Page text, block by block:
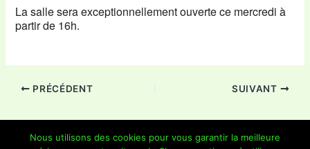
La salle sera exceptionnellement ouverte ce mercredi à
partir de 16h.
PRÉCÉDENT SUIVANT
Nous utilisons des cookies pour vous garantir la meilleure